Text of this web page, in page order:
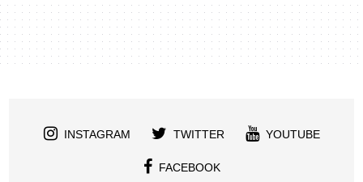
INSTAGRAM TWITTER YOUTUBE
FACEBOOK